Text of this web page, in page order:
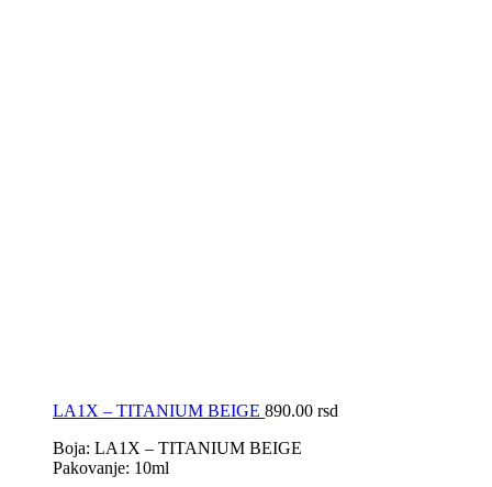
LA1X – TITANIUM BEIGE 890.00 rsd
Boja: LA1X – TITANIUM BEIGE
Pakovanje: 10ml